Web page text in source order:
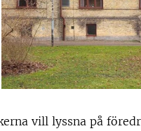
vill lyssna på